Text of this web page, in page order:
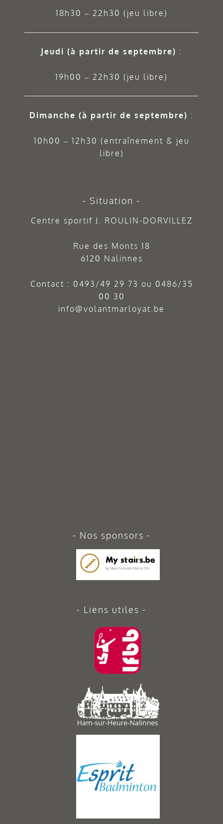
18h30 – 22h30 (jeu libre)
Jeudi (à partir de septembre) :
19h00 – 22h30 (jeu libre)
Dimanche (à partir de septembre) :
10h00 – 12h30 (entraînement & jeu
libre)
Situation
Centre sportif J. ROULIN-DORVILLEZ
Rue des Monts 18
6120 Nalinnes
Contact : 0493/49 29 73 ou 0486/35
00 30
info@volantmarloyat.be
Nos sponsors
Liens utiles